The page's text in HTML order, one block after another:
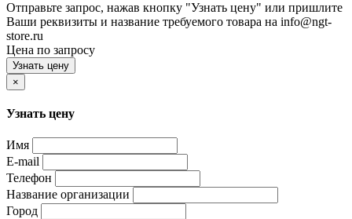
Отправьте запрос, нажав кнопку "Узнать цену" или пришлите
Ваши реквизиты и название требуемого товара на info@ngt-
store.ru
Цена по запросу
Узнать цену
×
Узнать цену
Имя
E-mail
Телефон
Название организации
Город